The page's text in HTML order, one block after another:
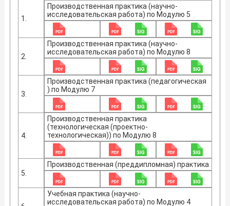
1.
Производственная практика (научно-
исследовательская работа) по Модулю 5
2.
Производственная практика (научно-
исследовательская работа) по Модулю 8
3.
Производственная практика (педагогическая
) по Модулю 7
4.
Производственная практика
(технологическая (проектно-
технологическая)) по Модулю 8
5.
Производственная (преддипломная) практика
Учебная практика (научно-
исследовательская работа) по Модулю 4